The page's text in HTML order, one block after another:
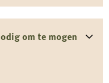
om te mogen